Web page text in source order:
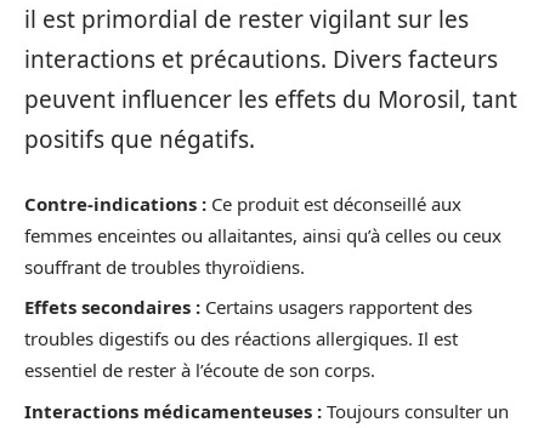
il est primordial de rester vigilant sur les
interactions et précautions. Divers facteurs
peuvent influencer les effets du Morosil, tant
positifs que négatifs.
Contre-indications : Ce produit est déconseillé aux
femmes enceintes ou allaitantes, ainsi qu’à celles ou ceux
souffrant de troubles thyroïdiens.
Effets secondaires : Certains usagers rapportent des
troubles digestifs ou des réactions allergiques. Il est
essentiel de rester à l’écoute de son corps.
Interactions médicamenteuses : Toujours consulter un